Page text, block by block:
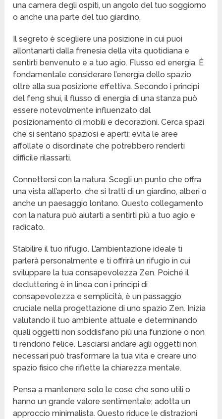
una camera degli ospiti, un angolo del tuo soggiorno
o anche una parte del tuo giardino.
Il segreto è scegliere una posizione in cui puoi
allontanarti dalla frenesia della vita quotidiana e
sentirti benvenuto e a tuo agio. Flusso ed energia. È
fondamentale considerare l’energia dello spazio
oltre alla sua posizione effettiva. Secondo i principi
del feng shui, il flusso di energia di una stanza può
essere notevolmente influenzato dal
posizionamento di mobili e decorazioni. Cerca spazi
che si sentano spaziosi e aperti; evita le aree
affollate o disordinate che potrebbero renderti
difficile rilassarti.
Connettersi con la natura. Scegli un punto che offra
una vista all’aperto, che si tratti di un giardino, alberi o
anche un paesaggio lontano. Questo collegamento
con la natura può aiutarti a sentirti più a tuo agio e
radicato.
Stabilire il tuo rifugio. L’ambientazione ideale ti
parlerà personalmente e ti offrirà un rifugio in cui
sviluppare la tua consapevolezza Zen. Poiché il
decluttering è in linea con i principi di
consapevolezza e semplicità, è un passaggio
cruciale nella progettazione di uno spazio Zen. Inizia
valutando il tuo ambiente attuale e determinando
quali oggetti non soddisfano più una funzione o non
ti rendono felice. Lasciarsi andare agli oggetti non
necessari può trasformare la tua vita e creare uno
spazio fisico che riflette la chiarezza mentale.
Pensa a mantenere solo le cose che sono utili o
hanno un grande valore sentimentale; adotta un
approccio minimalista. Questo riduce le distrazioni